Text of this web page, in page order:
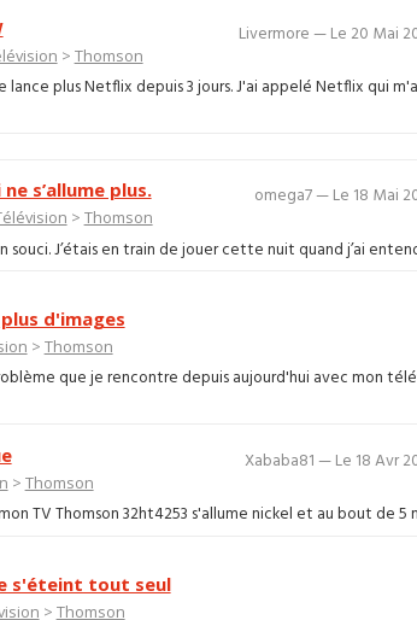
Livermore — Le 20 Mai
> Thomson
lance plus Netflix depuis 3 jours. J'ai appelé Netflix qui
omega7 — Le 18 Mai
s’allume plus.
> Thomson
souci. J’étais en train de jouer cette nuit quand j’ai
d'images
> Thomson
que je rencontre depuis aujourd'hui avec mon
Xababa81 — Le 18 Avr
> Thomson
TV Thomson 32ht4253 s'allume nickel et au bout de 5
s'éteint tout seul
> Thomson